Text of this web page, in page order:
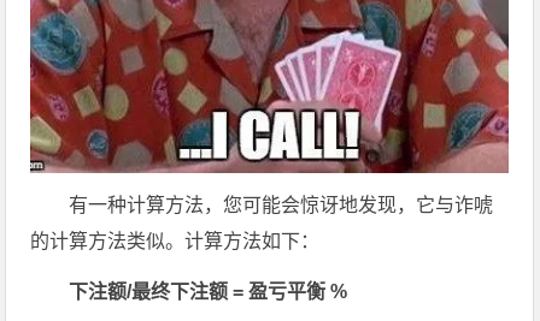
有一种计算方法，您可能会惊讶地发现，它与诈唬
的计算方法类似。计算方法如下：
下注额/最终下注额 = 盈亏平衡 %